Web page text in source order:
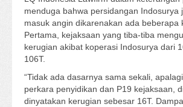
menduga bahwa persidangan Indosurya
masuk angin dikarenakan ada beberapa
Pertama, kejaksaan yang tiba-tiba
kerugian akibat koperasi Indosurya dari
106T.
“Tidak ada dasarnya sama sekali,
perkara penyidikan dan P19 kejaksaan,
dinyatakan kerugian sebesar 16T.